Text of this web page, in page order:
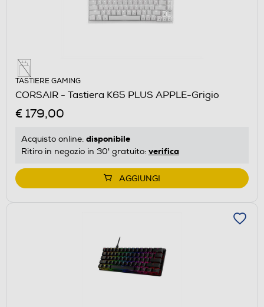
TASTIERE GAMING
CORSAIR - Tastiera K65 PLUS APPLE-Grigio
€ 179,00
Acquisto online: disponibile
Ritiro in negozio in 30' gratuito: verifica
AGGIUNGI